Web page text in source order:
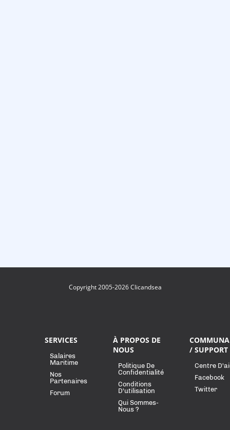
Copyright 2005-2026 Clicandsea
SERVICES
Salaires
Maritime
Nos
Partenaires
Forum
À PROPOS DE
NOUS
Politique De
Confidentialité
Conditions
D'utilisation
Qui Sommes-
Nous ?
/ SUPPORT
Centre
Facebook
Twitter